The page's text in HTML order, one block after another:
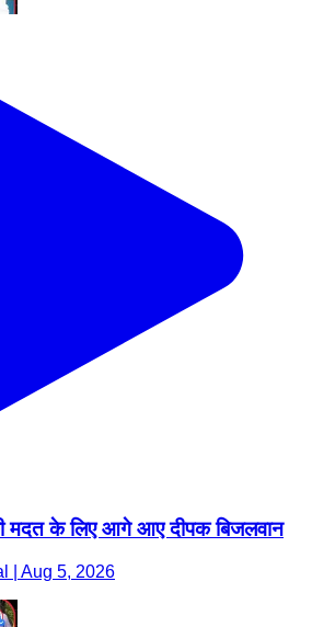
मदत के लिए आगे आए दीपक बिजलवान
| Aug 5, 2026